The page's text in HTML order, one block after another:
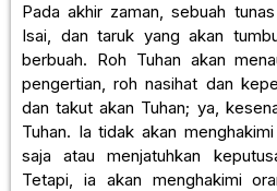
Pada akhir zaman, sebuah
Isai, dan taruk yang akan
berbuah. Roh Tuhan akan
pengertian, roh nasihat dan
dan takut akan Tuhan; ya,
Tuhan. Ia tidak akan
saja atau menjatuhkan
Tetapi, ia akan menghakimi